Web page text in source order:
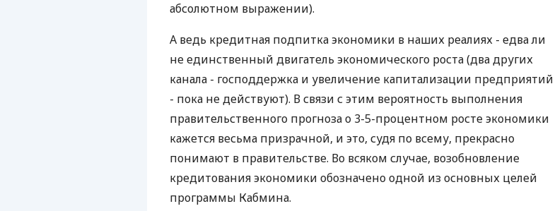
абсолютном выражении).
А ведь кредитная подпитка экономики в наших реалиях - едва ли
не единственный двигатель экономического роста (два других
канала - господдержка и увеличение капитализации предприятий
- пока не действуют). В связи с этим вероятность выполнения
правительственного прогноза о 3-5-процентном росте экономики
кажется весьма призрачной, и это, судя по всему, прекрасно
понимают в правительстве. Во всяком случае, возобновление
кредитования экономики обозначено одной из основных целей
программы Кабмина.